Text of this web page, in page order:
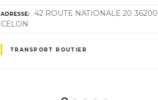
ADRESSE
42 ROUTE NATIONALE 20 36200
CELON
TRANSPORT ROUTIER